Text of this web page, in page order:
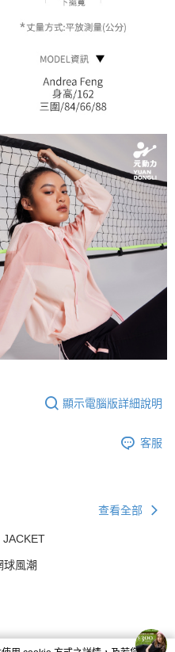
顯示電腦版詳細說明
客服
查看全部
球風潮